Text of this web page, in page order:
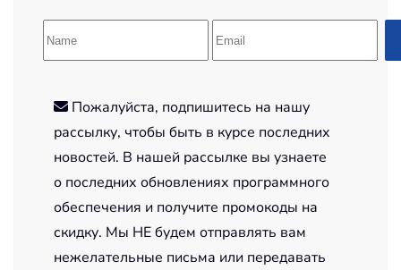
Пожалуйста, подпишитесь на нашу
рассылку, чтобы быть в курсе последних
новостей. В нашей рассылке вы узнаете
о последних обновлениях программного
обеспечения и получите промокоды на
скидку. Мы НЕ будем отправлять вам
нежелательные письма или передавать